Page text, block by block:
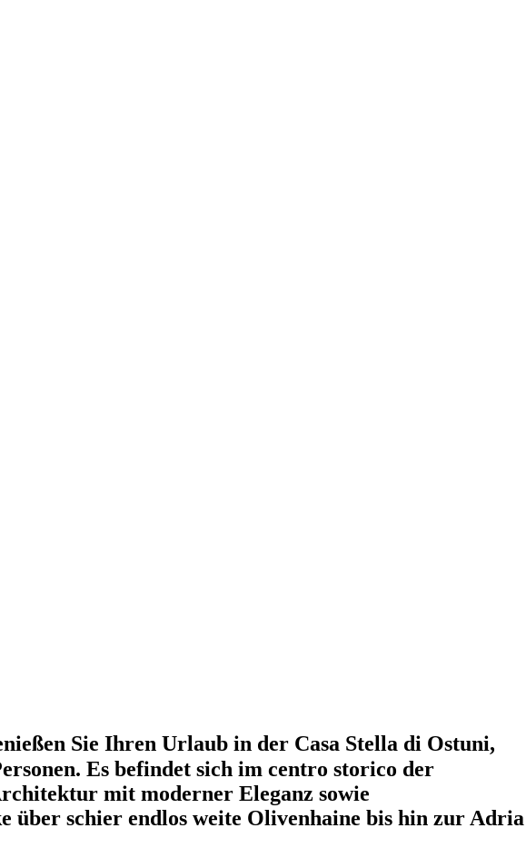
Sie Ihren Urlaub in der Casa Stella di Ostuni,
Es befindet sich im centro storico der
mit moderner Eleganz sowie
über schier endlos weite Olivenhaine bis hin zur Adria